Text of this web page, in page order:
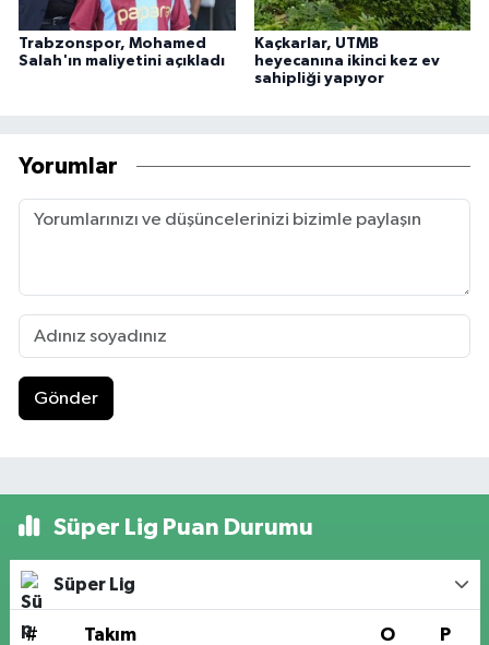
Trabzonspor, Mohamed
Salah'ın maliyetini açıkladı
Kaçkarlar, UTMB
heyecanına ikinci kez ev
sahipliği yapıyor
Yorumlar
Gönder
Süper Lig Puan Durumu
Süper Lig
# Takım O P